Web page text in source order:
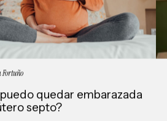
Fortuño
quedar embarazada
septo?